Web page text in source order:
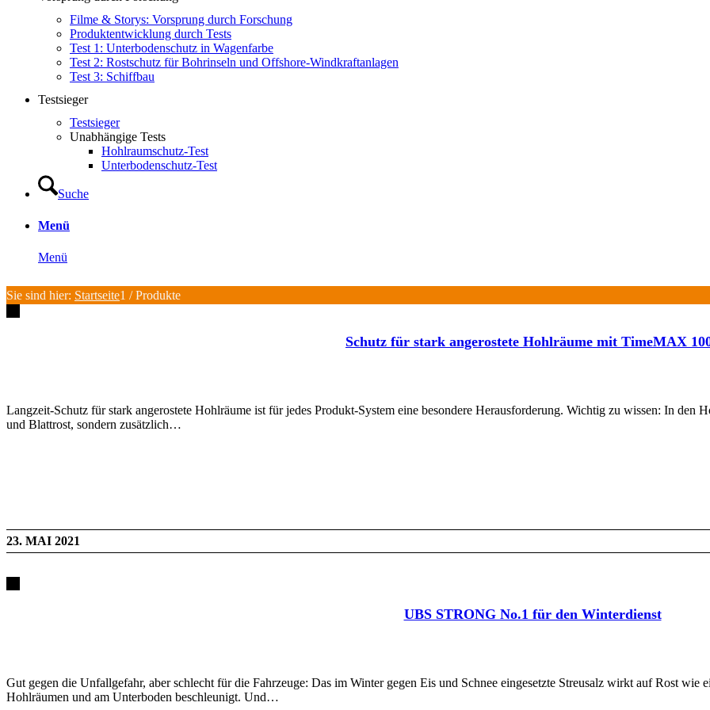
Filme & Storys: Vorsprung durch Forschung
Produktentwicklung durch Tests
Test 1: Unterbodenschutz in Wagenfarbe
Test 2: Rostschutz für Bohrinseln und Offshore-Windkraftanlagen
Test 3: Schiffbau
Testsieger
Testsieger
Unabhängige Tests
Hohlraumschutz-Test
Unterbodenschutz-Test
Suche
Menü
Menü
Sie sind hier: Startseite1 / Produkte
Schutz für stark angerostete Hohlräume mit TimeMAX
Langzeit-Schutz für stark angerostete Hohlräume ist für jedes Produkt-System eine besondere Herausforderung. Wichtig zu wissen: In
und Blattrost, sondern zusätzlich…
23. MAI 2021
UBS STRONG No.1 für den Winterdienst
Gut gegen die Unfallgefahr, aber schlecht für die Fahrzeuge: Das im Winter gegen Eis und Schnee eingesetzte Streusalz wirkt auf Rost
Hohlräumen und am Unterboden beschleunigt. Und…